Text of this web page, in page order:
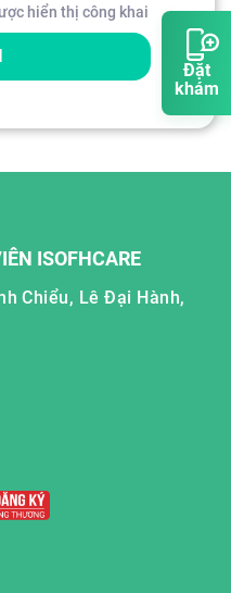
Đặt
khám
hiển thị công khai
ISOFHCARE
Chiểu, Lê Đại Hành,